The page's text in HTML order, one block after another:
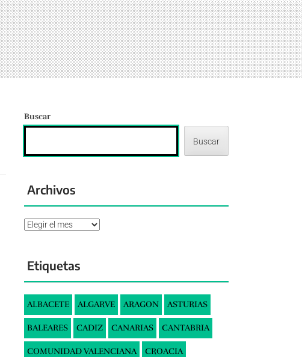
Buscar
Buscar
Archivos
Archivos
Etiquetas
ALBACETE ALGARVE ARAGON ASTURIAS
BALEARES CADIZ CANARIAS CANTABRIA
COMUNIDAD VALENCIANA CROACIA